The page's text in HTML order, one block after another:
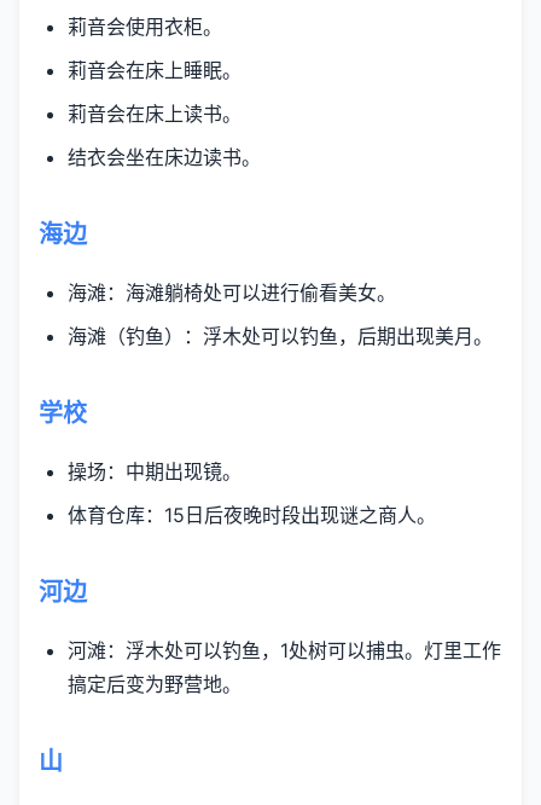
莉音会使用衣柜。
莉音会在床上睡眠。
莉音会在床上读书。
结衣会坐在床边读书。
海边
海滩：海滩躺椅处可以进行偷看美女。
海滩（钓鱼）：浮木处可以钓鱼，后期出现美月。
学校
操场：中期出现镜。
体育仓库：15日后夜晚时段出现谜之商人。
河边
河滩：浮木处可以钓鱼，1处树可以捕虫。灯里工作
搞定后变为野营地。
山